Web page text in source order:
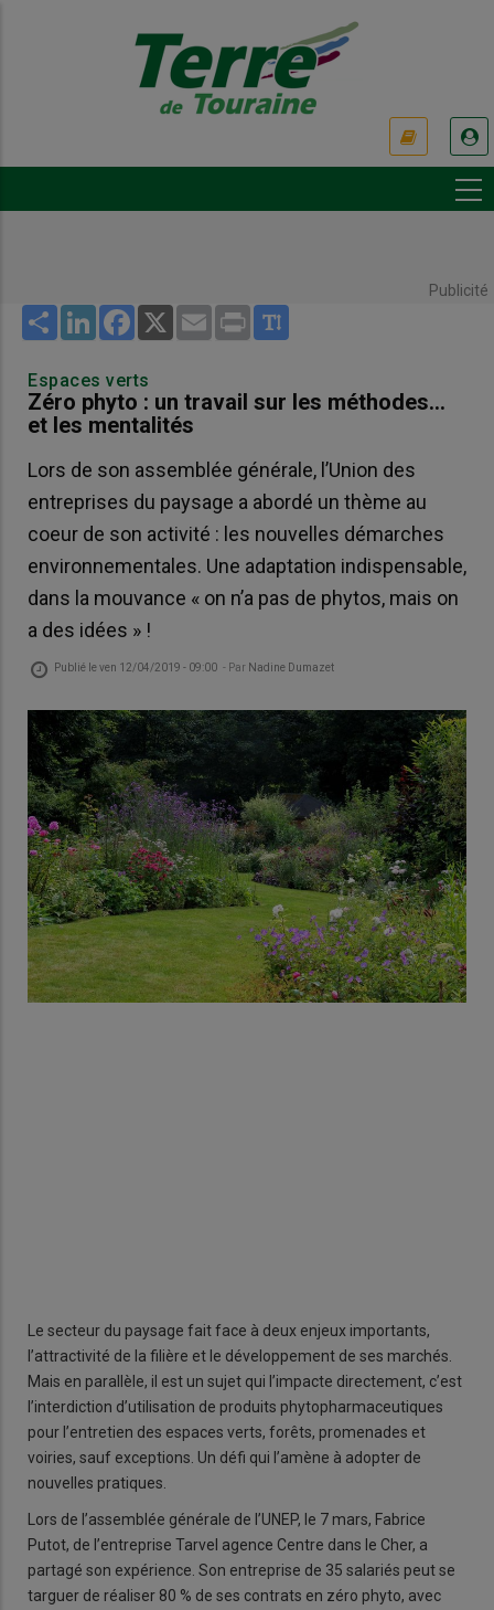
Publicité
Share LinkedInFacebook
X Email Print
Espaces verts
Zéro phyto : un travail sur les méthodes…
et les mentalités
Lors de son assemblée générale, l’Union des
entreprises du paysage a abordé un thème au
coeur de son activité : les nouvelles démarches
environnementales. Une adaptation indispensable,
dans la mouvance « on n’a pas de phytos, mais on
a des idées » !
Publié leven 12/04/2019 - 09:00 - Par Nadine Dumazet
Le secteur du paysage fait face à deux enjeux importants,
l’attractivité de la filière et le développement de ses marchés.
Mais en parallèle, il est un sujet qui l’impacte directement, c’est
l’interdiction d’utilisation de produits phytopharmaceutiques
pour l’entretien des espaces verts, forêts, promenades et
voiries, sauf exceptions. Un défi qui l’amène à adopter de
nouvelles pratiques.
Lors de l’assemblée générale de l’UNEP, le 7 mars, Fabrice
Putot, de l’entreprise Tarvel agence Centre dans le Cher, a
partagé son expérience. Son entreprise de 35 salariés peut se
targuer de réaliser 80 % de ses contrats en zéro phyto, avec